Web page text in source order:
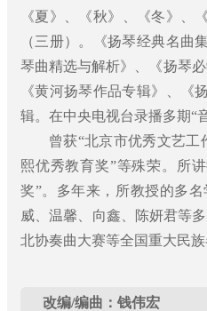
《夏》、《秋》、《冬》、
（三册）。《扬琴经典名曲
琴曲精选与解析》、《扬琴
《黄河扬琴作品专辑》、《
辑。在中央电视台录播多期“
曾获“北京市优秀文艺工
熙优秀教育奖”等殊荣。所
奖”。多年来，所教授的多
威、温馨、向鑫、陈妍君等
北协奏曲大赛等全国重大民族
改编/编曲：钱伟宏